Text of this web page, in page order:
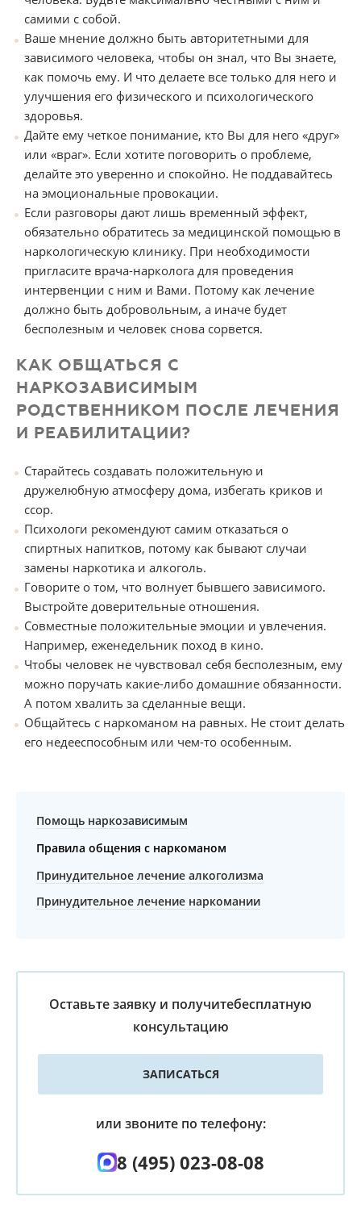
самими с собой.
Ваше мнение должно быть авторитетными для
зависимого человека, чтобы он знал, что Вы знаете,
как помочь ему. И что делаете все только для него и
улучшения его физического и психологического
здоровья.
Дайте ему четкое понимание, кто Вы для него «друг»
или «враг». Если хотите поговорить о проблеме,
делайте это уверенно и спокойно. Не поддавайтесь
на эмоциональные провокации.
Если разговоры дают лишь временный эффект,
обязательно обратитесь за медицинской помощью в
наркологическую клинику. При необходимости
пригласите врача-нарколога для проведения
интервенции с ним и Вами. Потому как лечение
должно быть добровольным, а иначе будет
бесполезным и человек снова сорвется.
КАК ОБЩАТЬСЯ С
НАРКОЗАВИСИМЫМ
РОДСТВЕННИКОМ ПОСЛЕ ЛЕЧЕНИЯ
И РЕАБИЛИТАЦИИ?
Старайтесь создавать положительную и
дружелюбную атмосферу дома, избегать криков и
ссор.
Психологи рекомендуют самим отказаться о
спиртных напитков, потому как бывают случаи
замены наркотика и алкоголь.
Говорите о том, что волнует бывшего зависимого.
Выстройте доверительные отношения.
Совместные положительные эмоции и увлечения.
Например, еженедельник поход в кино.
Чтобы человек не чувствовал себя бесполезным, ему
можно поручать какие-либо домашние обязанности.
А потом хвалить за сделанные вещи.
Общайтесь с наркоманом на равных. Не стоит делать
его недееспособным или чем-то особенным.
Помощь наркозависимым
Правила общения с наркоманом
Принудительное лечение алкоголизма
Принудительное лечение наркомании
Оставьте заявку и получитебесплатную
консультацию
ЗАПИСАТЬСЯ
или звоните по телефону:
8 (495) 023-08-08